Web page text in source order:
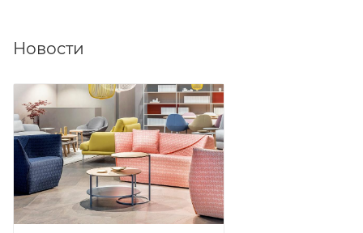
Новости